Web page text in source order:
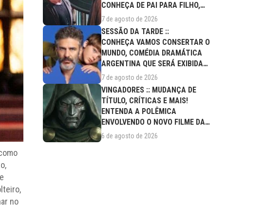
no
CONHEÇA DE PAI PARA FILHO,
FILME DESTE...
7 de agosto de 2026
SESSÃO DA TARDE ::
CONHEÇA VAMOS CONSERTAR O
MUNDO, COMÉDIA DRAMÁTICA
ARGENTINA QUE SERÁ EXIBIDA
NESTA SEXTA (07/08)
7 de agosto de 2026
VINGADORES :: MUDANÇA DE
TÍTULO, CRÍTICAS E MAIS!
ENTENDA A POLÊMICA
ENVOLVENDO O NOVO FILME DA
MARVEL
6 de agosto de 2026